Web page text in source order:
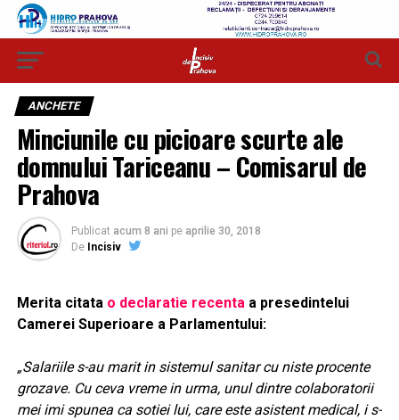
ANCHETE
Minciunile cu picioare scurte ale
domnului Tariceanu – Comisarul de
Prahova
Publicat acum 8 ani pe aprilie 30, 2018
De Incisiv
Merita citata o declaratie recentaa presedintelui
Camerei Superioare a Parlamentului:
„Salariile s-au marit in sistemul sanitar cu niste procente
grozave. Cu ceva vreme in urma, unul dintre colaboratorii
mei imi spunea ca sotiei lui, care este asistent medical, i s-